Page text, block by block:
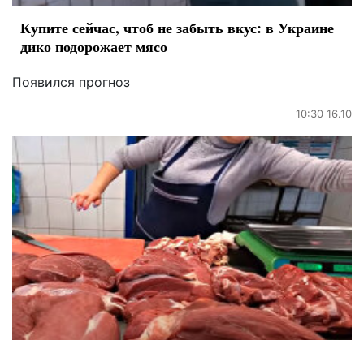
Купите сейчас, чтоб не забыть вкус: в Украине
дико подорожает мясо
Появился прогноз
10:30 16.10